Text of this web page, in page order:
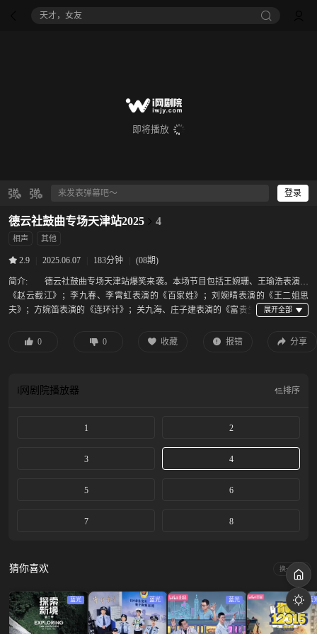
天才，女友
即将播放
登录
德云社鼓曲专场天津站2025 4
相声 其他
2.9 2025.06.07 183分钟 (08期)
简介: 德云社鼓曲专场天津站爆笑来袭。本场节目包括王婉珊、王瑜浩表演的
《赵云截江》；李九春、李霄虹表演的《百家姓》；刘婉晴表演的《王二姐思
夫》；方婉笛表演的《连环计》；关九海、庄子建表演的《富贵生
期待。 0 0 收藏 报错 分享
i网剧院播放器 排序
1 2
3 4
5 6
7 8
猜你喜欢 换一换
蓝光 蓝光 蓝光 蓝